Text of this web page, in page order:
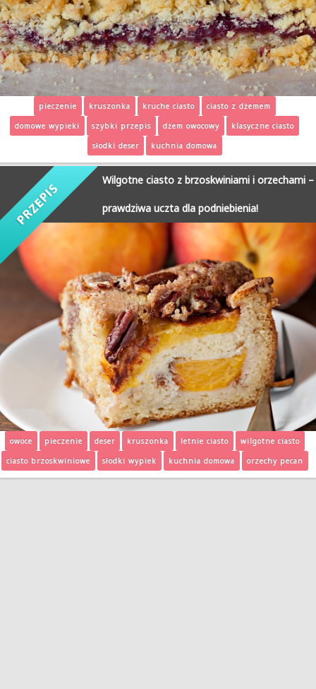
pieczenie kruszonka kruche ciasto
ciasto z dżemem
domowe wypieki
szybki przepis dżem owocowy
klasyczne ciasto
słodki deser
kuchnia domowa
Wilgotne ciasto z brzoskwiniami i orzechami –
prawdziwa uczta dla podniebienia!
owoce pieczenie deser kruszonka letnie ciasto
wilgotne ciasto
ciasto brzoskwiniowe
słodki wypiek kuchnia domowa orzechy pecan